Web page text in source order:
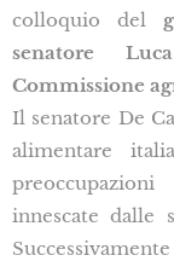
colloquio del
senatore
Commissione
Il senatore De
alimentare
innescate dalle